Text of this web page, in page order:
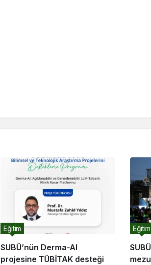
SUBÜ’nün Derma-AI
projesine TÜBİTAK desteği
Eğitim Eğitim